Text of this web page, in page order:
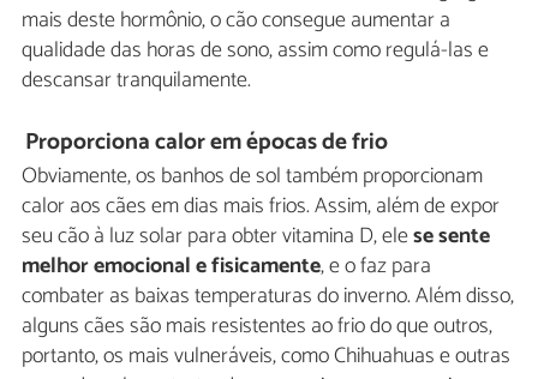
mais deste hormônio, o cão consegue aumentar a
qualidade das horas de sono, assim como regulá-las e
descansar tranquilamente.
Proporciona calor em épocas de frio
Obviamente, os banhos de sol também proporcionam
calor aos cães em dias mais frios. Assim, além de expor
seu cão à luz solar para obter vitamina D, elese sente
melhoremocional e fisicamente, e o faz para
combater as baixas temperaturas do inverno. Além disso,
alguns cães são mais resistentes ao frio do que outros,
portanto, os mais vulneráveis, como Chihuahuas e outras